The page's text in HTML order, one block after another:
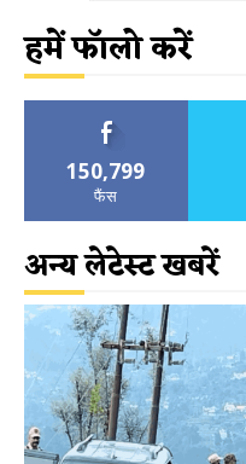
हमें फॉलो करें
150,799
फैंस
अन्य लेटेस्ट खबरें